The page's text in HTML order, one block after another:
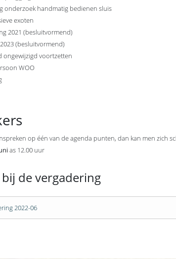
onderzoek handmatig bedienen sluis
exoten
2021 (besluitvormend)
(besluitvormend)
ongewijzigd voortzetten
WOO
op één van de agenda punten, dan kan men zich
as 12.00 uur
de vergadering
2022-06